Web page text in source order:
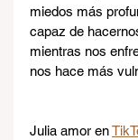
miedos más
capaz de
mientras nos
nos hace más
Julia amor en